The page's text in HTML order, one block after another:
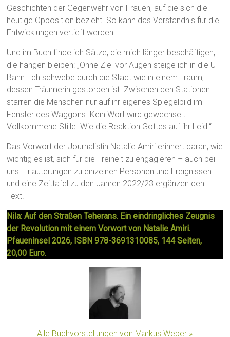
Geschichten der Gegenwehr von Frauen, auf die sich die
heutige Opposition bezieht. So kann das Verständnis für die
Entwicklungen vertieft werden.
Und im Buch finde ich Sätze, die mich länger beschäftigen,
die hängen bleiben: „Ohne Ziel vor Augen steige ich in die U-
Bahn. Ich schwebe durch die Stadt wie in einem Traum,
dessen Träumerin gestorben ist. Zwischen den Stationen
starren die Menschen nur auf ihr eigenes Spiegelbild im
Fenster des Waggons. Kein Wort wird gewechselt.
Vollkommene Stille. Wie die Reaktion Gottes auf ihr Leid.“
Das Vorwort der Journalistin Natalie Amiri erinnert daran, wie
wichtig es ist, sich für die Freiheit zu engagieren – auch bei
uns. Erläuterungen zu einzelnen Personen und Ereignissen
und eine Zeittafel zu den Jahren 2022/23 ergänzen den
Text.
Nila: Auf den Straßen Teherans. Ein eindringliches Zeugnis
der Revolution mit einem Vorwort von Natalie Amiri.
Pfaueninsel 2026, ISBN 978-3691310085, 144 Seiten,
20,00 Euro.
Alle Buchvorstellungen von Markus Weber »